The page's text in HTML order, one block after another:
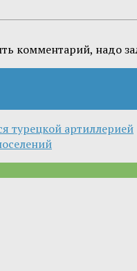
комментарий, надо
турецкой артиллерией